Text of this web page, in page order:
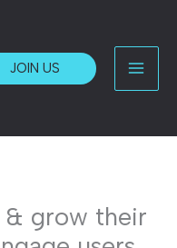
JOIN US
& grow their